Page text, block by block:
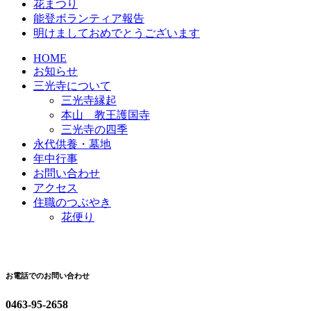
花まつり
能登ボランティア報告
明けましておめでとうございます
HOME
お知らせ
三光寺について
三光寺縁起
本山 教王護国寺
三光寺の四季
永代供養・墓地
年中行事
お問い合わせ
アクセス
住職のつぶやき
花便り
お電話でのお問い合わせ
0463-95-2658